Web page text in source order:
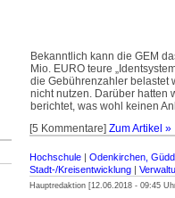
Bekanntlich kann die GEM
Mio. EURO teure
die Gebührenzahler belastet
nicht nutzen. Darüber hatten
berichtet, was wohl keinen
[5 Kommentare] Zum Artikel »
Hochschule | Odenkirchen,
Stadt-/Kreisentwicklung |
Hauptredaktion [12.06.2018 - 09:45